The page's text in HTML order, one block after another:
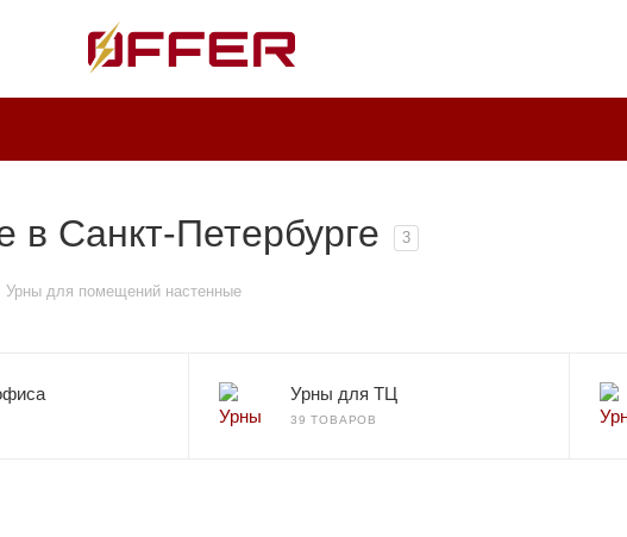
Санкт-Петербурге 3
Урны для помещений настенные
Урны для ТЦ
39 ТОВАРОВ